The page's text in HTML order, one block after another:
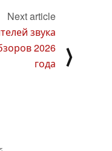
Next article
звука
2026
года
⟩